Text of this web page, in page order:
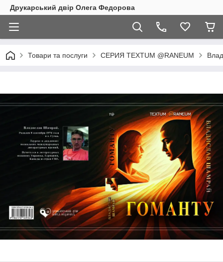
Друкарський двір Олега Федорова
Товари та послуги СЕРИЯ TEXTUM @RANEUM